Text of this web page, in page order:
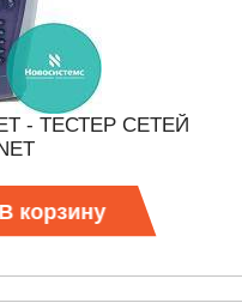
- ТЕСТЕР СЕТЕЙ
В корзину